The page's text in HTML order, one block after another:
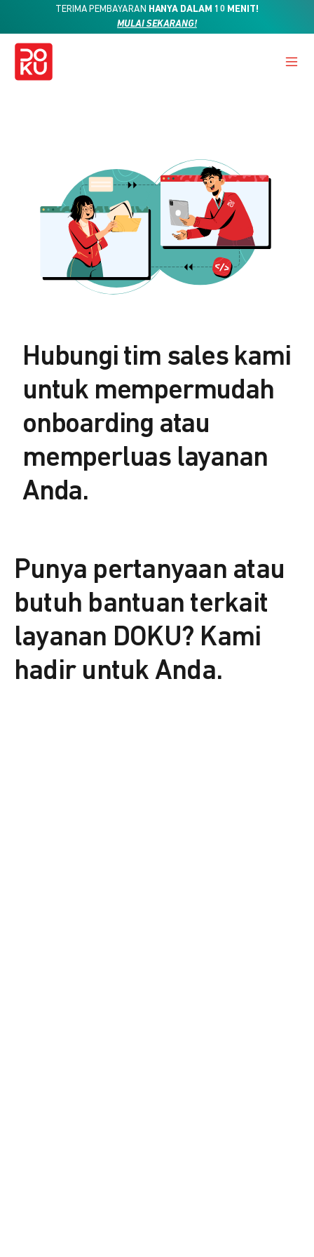
TERIMA PEMBAYARAN HANYA DALAM 10 MENIT!
MULAI SEKARANG!
Hubungi tim sales kami
untuk mempermudah
onboarding atau
memperluas layanan
Anda.
Punya pertanyaan atau
butuh bantuan terkait
layanan DOKU? Kami
hadir untuk Anda.